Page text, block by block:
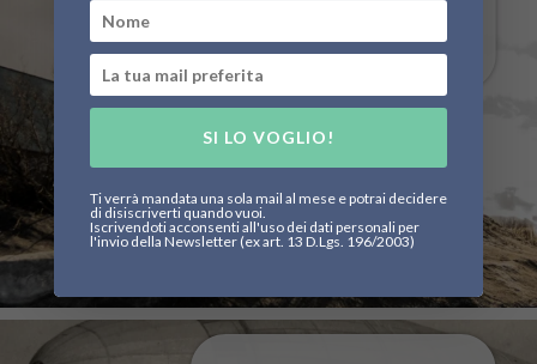
SI LO VOGLIO!
Ti verrà mandata una sola mail al mese e potrai decidere
di disiscriverti quando vuoi.
Iscrivendoti acconsenti all'uso dei dati personali per
l'invio della Newsletter (ex art. 13 D.Lgs. 196/2003)